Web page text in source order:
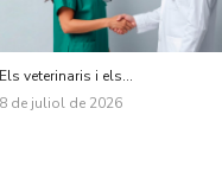
Els veterinaris i els...
8 de juliol de 2026